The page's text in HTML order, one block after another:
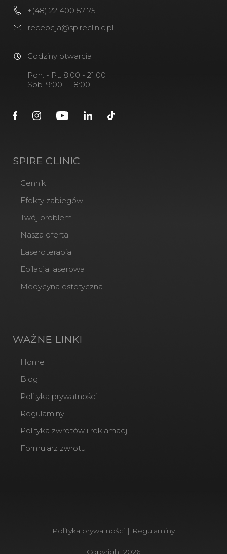
+(48) 22 400 57 75
recepcja@spireclinic.pl
Godziny otwarcia
Pon. - Pt. 8:00 - 21.00
Sob. 9:00 – 18:00
SPIRE CLINIC
Cennik
Efekty zabiegów
Twój problem
Nasza oferta
Laseroterapia
Epilacja laserowa
Medycyna estetyczna
WAŻNE LINKI
Home
Blog
Polityka prywatności
Regulaminy
Polityka zwrotów i reklamacji
Formularz zwrotu
Polityka prywatności | Regulaminy
Copyright 2026